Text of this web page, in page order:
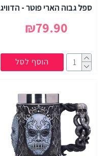
ספל גבוה הארי פוטר - הדוויג
₪79.90
הוסף לסל